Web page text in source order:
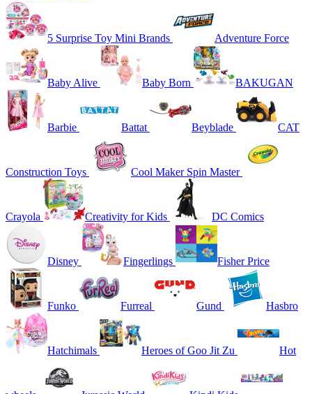
5 Surprise Toy Mini Brands Adventure Force
Baby Alive Baby Born BAKUGAN
Barbie Battat Beyblade CAT
Construction Toys Cool Maker Spin Master
Crayola Creativity for Kids DC Comics
Disney Fingerlings Fisher Price
Funko Furreal Gund Hasbro
Hatchimals Heroes of Goo Jit Zu Hot